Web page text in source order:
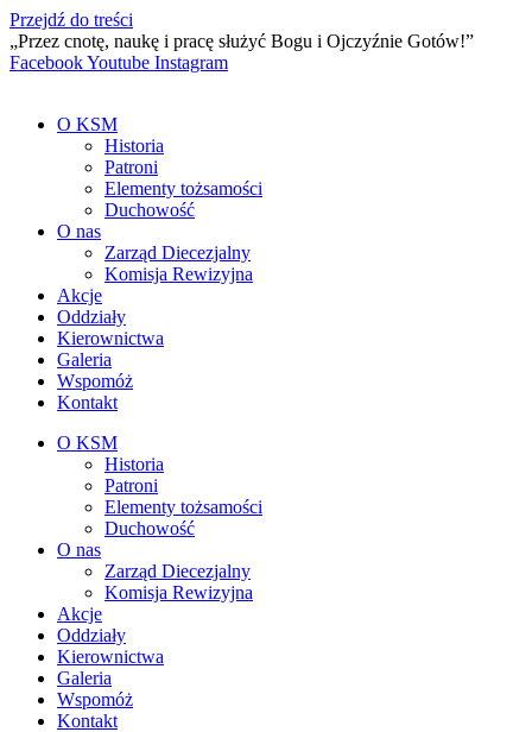
Przejdź do treści
„Przez cnotę, naukę i pracę służyć Bogu i Ojczyźnie Gotów!”
FacebookYoutube Instagram
O KSM
Historia
Patroni
Elementy tożsamości
Duchowość
O nas
Zarząd Diecezjalny
Komisja Rewizyjna
Akcje
Oddziały
Kierownictwa
Galeria
Wspomóż
Kontakt
O KSM
Historia
Patroni
Elementy tożsamości
Duchowość
O nas
Zarząd Diecezjalny
Komisja Rewizyjna
Akcje
Oddziały
Kierownictwa
Galeria
Wspomóż
Kontakt